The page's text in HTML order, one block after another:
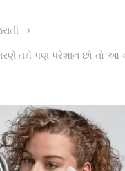
તમે પણ પરેશાન છો તો આ